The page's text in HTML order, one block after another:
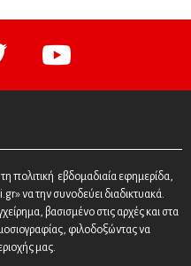
twitter
πολιτική εβδομαδιαία εφημερίδα,
να την συνοδεύει διαδικτυακά.
βασισμένο στις αρχές και στα
φιλοδοξώντας να
μας.